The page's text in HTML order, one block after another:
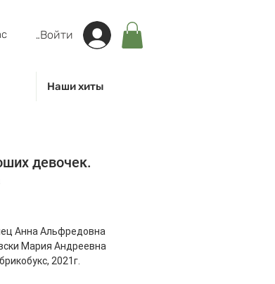
Войти
Наши хиты
девочек.
Анна Альфредовна
Мария Андреевна
2021г.